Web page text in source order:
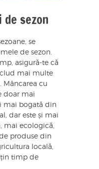
sezon
se
de sezon.
asigură-te că
mai multe
Mâncarea cu
doar mai
mai bogată din
dar este și mai
mai ecologică,
produse din
locală,
timp de